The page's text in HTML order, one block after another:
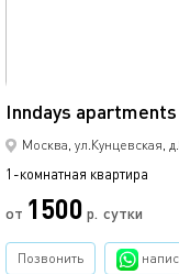
Inndays apartments
Москва, ул.Кунцевская,
1-комнатная квартира
от 1500 р. сутки
Позвонить